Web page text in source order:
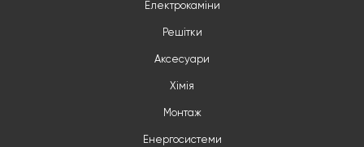
Електрокаміни
Решітки
Аксесуари
Хімія
Монтаж
Енергосистеми